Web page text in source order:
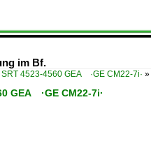
im Bf.
SRT 4523-4560 GEA ·GE CM22-7i· »
GEA ·GE CM22-7i·